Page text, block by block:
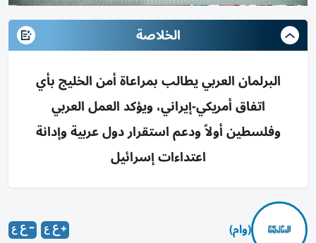
الخلاصة
البرلمان العربي يطالب بمراعاة أمن الخليج بأي
اتفاق أمريكي-إيراني، ويؤكد العمل العربي
وفلسطين أولاً ودعم استقرار دول عربية وإدانة
اعتداءات إسرائيل
(وام)